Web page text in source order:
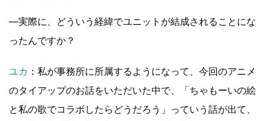
―実際に、どういう経緯でユニットが結成されることにな
ったんですか？
ユカ ：私が事務所に所属するようになって、今回のアニメ
のタイアップのお話をいただいた中で、「ちゃもーいの絵
と私の歌でコラボしたらどうだろう」っていう話が出て、